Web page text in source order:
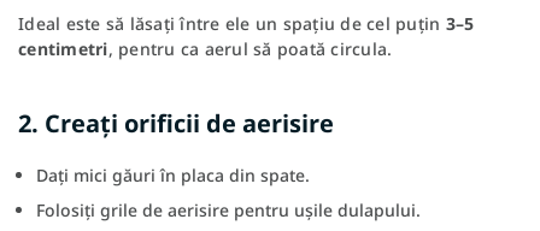
Ideal este să lăsați între ele un spațiu de cel puțin 3–5
centimetri, pentru ca aerul să poată circula.
2. Creați orificii de aerisire
Dați mici găuri în placa din spate.
Folosiți grile de aerisire pentru ușile dulapului.